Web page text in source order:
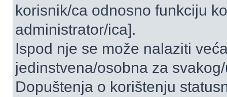
korisnik/ca odnosno funkciju
administrator/ica].
Ispod nje se može nalaziti
jedinstvena/osobna za
Dopuštenja o korištenju